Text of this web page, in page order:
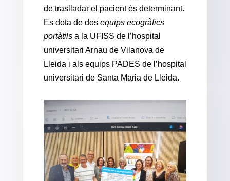
de traslladar el pacient és determinant.
Es dota de dos equips ecogràfics
portàtilsa la UFISS de l’hospital
universitari Arnau de Vilanova de
Lleida i als equips PADES de l’hospital
universitari de Santa Maria de Lleida.